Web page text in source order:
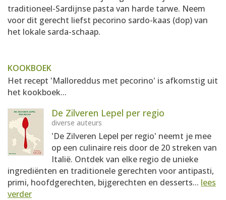
traditioneel-Sardijnse pasta van harde tarwe. Neem
voor dit gerecht liefst pecorino sardo-kaas (dop) van
het lokale sarda-schaap.
KOOKBOEK
Het recept 'Malloreddus met pecorino' is afkomstig uit
het kookboek...
De Zilveren Lepel per regio
diverse auteurs
'De Zilveren Lepel per regio' neemt je mee
op een culinaire reis door de 20 streken van
Italië. Ontdek van elke regio de unieke
ingrediënten en traditionele gerechten voor antipasti,
primi, hoofdgerechten, bijgerechten en desserts... lees
verder